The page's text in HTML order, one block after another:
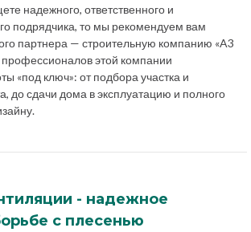
надежного, ответственного и
подрядчика, то мы рекомендуем вам
партнера — строительную компанию «A3
этой компании
«под ключ»: от подбора участка и
до сдачи дома в эксплуатацию и полного
- надежное
с плесенью